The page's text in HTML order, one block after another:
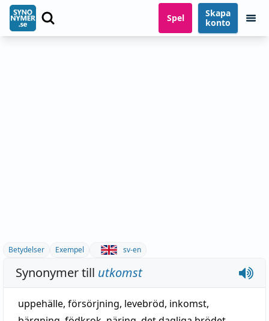
Spel
Skapa
konto
Betydelser Exempel sv-en
Synonymer till utkomst
uppehälle, försörjning, levebröd, inkomst,